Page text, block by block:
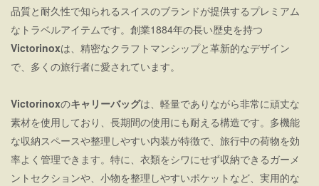
品質と耐久性で知られるスイスのブランドが提供するプレミアム
なトラベルアイテムです。創業1884年の長い歴史を持つ
Victorinoxは、精密なクラフトマンシップと革新的なデザイン
で、多くの旅行者に愛されています。
Victorinoxのキャリーバッグは、軽量でありながら非常に頑丈な
素材を使用しており、長期間の使用にも耐える構造です。多機能
な収納スペースや整理しやすい内装が特徴で、旅行中の荷物を効
率よく管理できます。特に、衣類をシワにせず収納できるガーメ
ントセクションや、小物を整理しやすいポケットなど、実用的な